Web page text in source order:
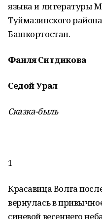
языка и литературы
Туймазинского
Башкортостан.
Фаиля Ситдикова
Седой Урал
Сказка-быль
1
Красавица Волга
вернулась в
синевой весеннего